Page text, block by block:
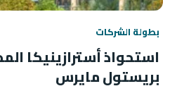
بطولة الشركات
استحواذ أسترازينيكا
بريستول مايرس